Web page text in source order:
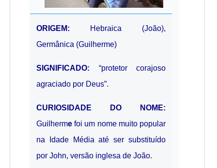
ORIGEM:
Hebraica (João),
Germânica (Guilherme)
SIGNIFICADO: “protetor corajoso
agraciado por Deus”.
CURIOSIDADE DO NOME:
Guilhermefoi um nome muito popular
na Idade Média até ser substituído
porJohn, versão inglesa de João.